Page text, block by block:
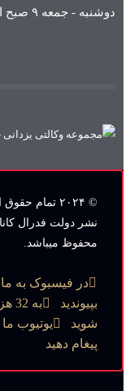
دوشنبه - جمعه ۹ صبح الی ۱۷ عصر
© ۲۰۲۴
نشر دولت فدرال
محفوظ میباشد.
در فیسبوک به ما
بپیوندید
به
شوید
یوتیوب ما
پیغام دهید